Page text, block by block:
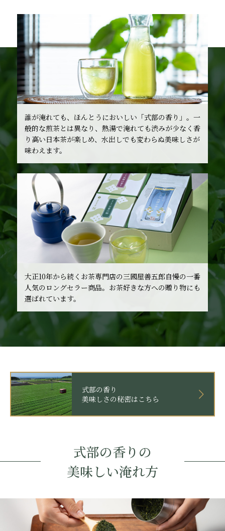
誰が淹れても、ほんとうにおいしい「式部の香り」。一
般的な煎茶とは異なり、熱湯で淹れても渋みが少なく香
り高い日本茶が楽しめ、水出しでも変わらぬ美味しさが
味わえます。
大正10年から続くお茶専門店の三國屋善五郎自慢の一番
人気のロングセラー商品。お茶好きな方への贈り物にも
選ばれています。
式部の香り
美味しさの秘密はこちら
式部の香りの
美味しい淹れ方